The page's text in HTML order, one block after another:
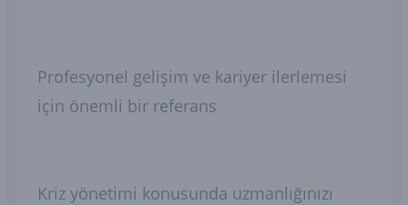
Profesyonel gelişim ve kariyer ilerlemesi
için önemli bir referans
Kriz yönetimi konusunda uzmanlığınızı